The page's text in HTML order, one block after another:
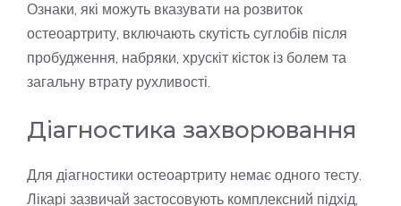
Ознаки, які можуть вказувати на розвиток
остеоартриту, включають скутість суглобів після
пробудження, набряки, хрускіт кісток із болем та
загальну втрату рухливості.
Діагностика захворювання
Для діагностики остеоартриту немає одного тесту.
Лікарі зазвичай застосовують комплексний підхід,